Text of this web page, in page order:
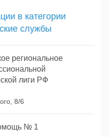
в категории
службы
региональное
лиги РФ
8/6
№ 1